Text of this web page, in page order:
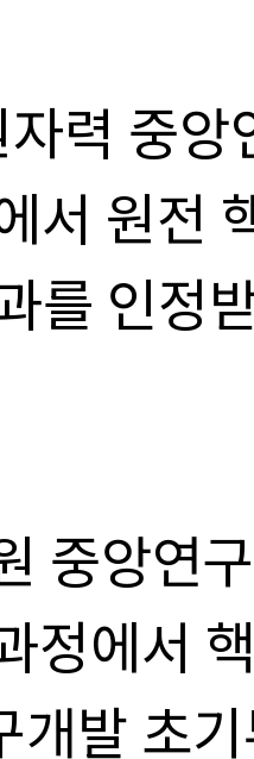
력 중
서 원전
를 인정
중앙연
정에서
개발 초